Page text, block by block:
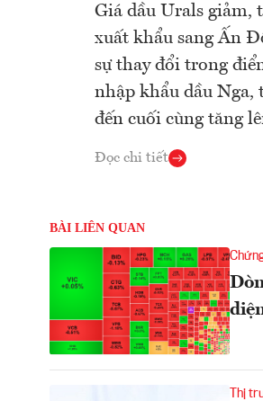
Giá dầu Urals giảm,
xuất khẩu sang Ấn
sự thay đổi trong
nhập khẩu dầu Nga,
đến cuối cùng tăng
Đọc chi tiết
BÀI LIÊN QUAN
Thị